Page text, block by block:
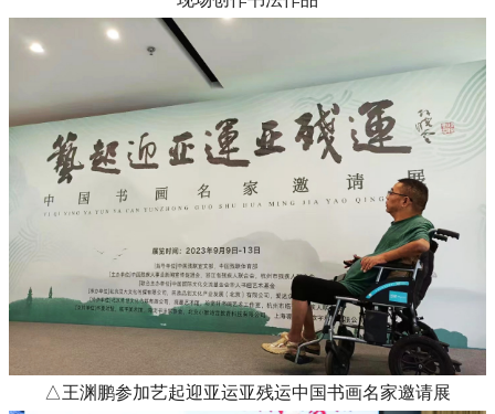
△王渊鹏参加艺起迎亚运亚残运中国书画名家邀请展